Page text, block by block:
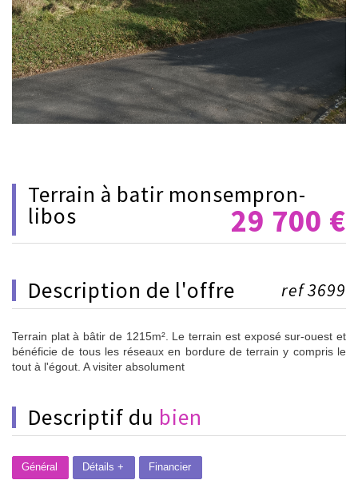
terrain à batir monsempron-
libos 29 700 €
description de l'offre ref 3699
Terrain plat à bâtir de 1215m². Le terrain est exposé sur-ouest et
bénéficie de tous les réseaux en bordure de terrain y compris le
tout à l'égout. A visiter absolument
descriptif du bien
Général Détails + Financier